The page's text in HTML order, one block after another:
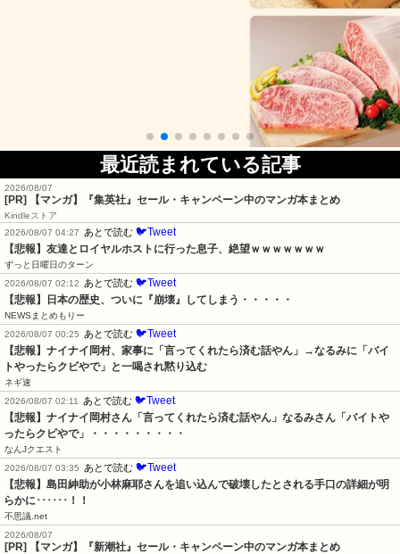
最近読まれている記事
2026/08/07
[PR] 【マンガ】『集英社』セール・キャンペーン中のマンガ本まとめ
Kindleストア
2026/08/07 04:27
あとで読む 🐦Tweet
【悲報】友達とロイヤルホストに行った息子、絶望ｗｗｗｗｗｗｗ
ずっと日曜日のターン
2026/08/07 02:12
あとで読む 🐦Tweet
【悲報】日本の歴史、ついに『崩壊』してしまう・・・・・
NEWSまとめもりー
2026/08/07 00:25
あとで読む 🐦Tweet
【悲報】ナイナイ岡村、家事に「言ってくれたら済む話やん」→なるみに「バイ
トやったらクビやで」と一喝され黙り込む
ネギ速
2026/08/07 02:11
あとで読む 🐦Tweet
【悲報】ナイナイ岡村さん「言ってくれたら済む話やん」なるみさん「バイトや
ったらクビやで」・・・・・・・・・
なんJクエスト
2026/08/07 03:35
あとで読む 🐦Tweet
【悲報】島田紳助が小林麻耶さんを追い込んで破壊したとされる手口の詳細が明
らかに･･････！！
不思議.net
2026/08/07
[PR] 【マンガ】『新潮社』セール・キャンペーン中のマンガ本まとめ